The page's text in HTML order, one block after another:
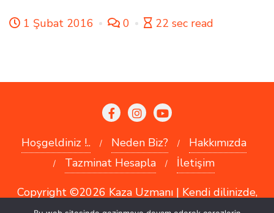
1 Şubat 2016 0 22 sec read
Hoşgeldiniz !.. Neden Biz?
Hakkımızda
Tazminat Hesapla
İletişim
Copyright ©2026 Kaza Uzmanı | Kendi dilinizde,